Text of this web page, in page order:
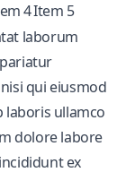
4Item 5
laborum
qui eiusmod
laboris ullamco
dolore labore
ex